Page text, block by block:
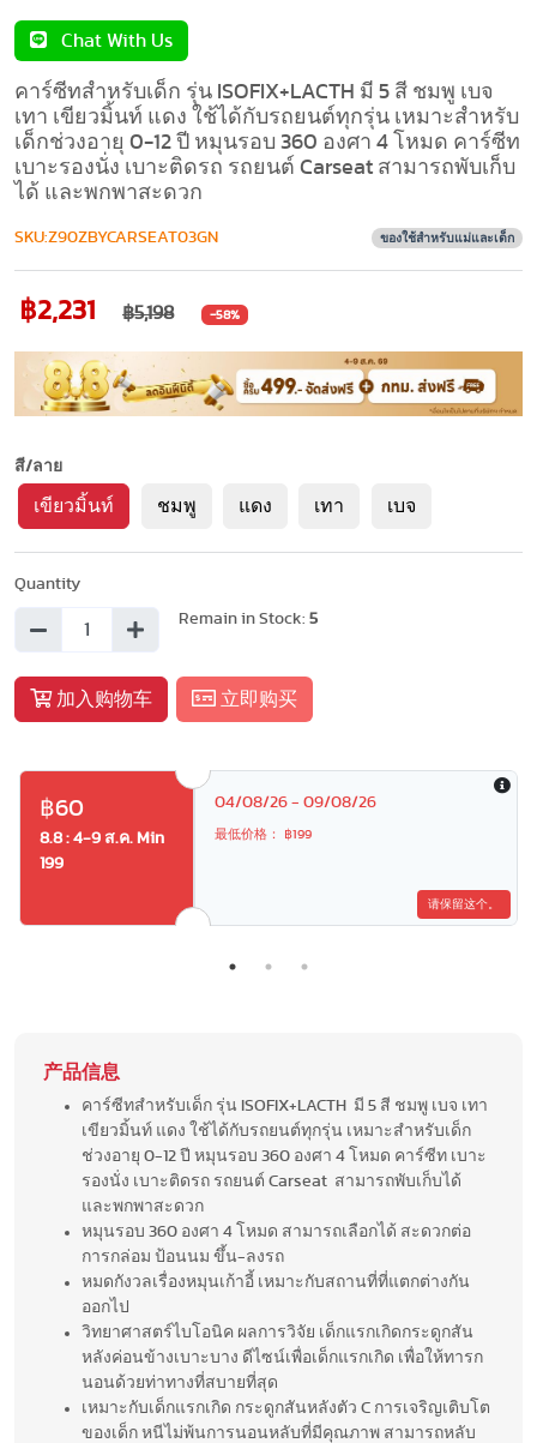
Chat With Us
คาร์ซีทสำหรับเด็ก รุ่น ISOFIX+LACTH มี 5 สี ชมพู เบจ
เทา เขียวมิ้นท์ แดง ใช้ได้กับรถยนต์ทุกรุ่น เหมาะสำหรับ
เด็กช่วงอายุ 0-12 ปี หมุนรอบ 360 องศา 4 โหมด คาร์ซีท
เบาะรองนั่ง เบาะติดรถ รถยนต์ Carseat สามารถพับเก็บ
ได้ และพกพาสะดวก
SKU:Z90ZBYCARSEAT03GN ของใช้สำหรับแม่และเด็ก
฿2,231 ฿5,198 -58%
สี/ลาย
เขียวมิ้นท์ ชมพู แดง เทา เบจ
Quantity
Remain in Stock: 5
加入购物车 立即购买
฿60
8.8 : 4-9 ส.ค. Min
199
04/08/26 - 09/08/26
最低价格： ฿199
请保留这个。
产品信息
คาร์ซีทสำหรับเด็ก รุ่น ISOFIX+LACTH มี 5 สี ชมพู เบจ เทา
เขียวมิ้นท์ แดง ใช้ได้กับรถยนต์ทุกรุ่น เหมาะสำหรับเด็ก
ช่วงอายุ 0-12 ปี หมุนรอบ 360 องศา 4 โหมด คาร์ซีท เบาะ
รองนั่ง เบาะติดรถ รถยนต์ Carseat สามารถพับเก็บได้
และพกพาสะดวก
หมุนรอบ 360 องศา 4 โหมด สามารถเลือกได้ สะดวกต่อ
การกล่อม ป้อนนม ขึ้น-ลงรถ
หมดกังวลเรื่องหมุนเก้าอี้ เหมาะกับสถานที่ที่แตกต่างกัน
ออกไป
วิทยาศาสตร์ไบโอนิค ผลการวิจัย เด็กแรกเกิดกระดูกสัน
หลังค่อนข้างเบาะบาง ดีไซน์เพื่อเด็กแรกเกิด เพื่อให้ทารก
นอนด้วยท่าทางที่สบายที่สุด
เหมาะกับเด็กแรกเกิด กระดูกสันหลังตัว C การเจริญเติบโต
ของเด็ก หนีไม่พ้นการนอนหลับที่มีคุณภาพ สามารถหลับ